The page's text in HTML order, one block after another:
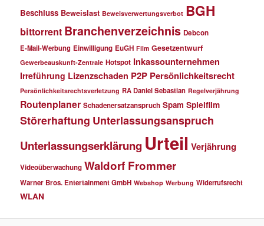
Beschluss Beweislast Beweisverwertungsverbot BGH
bittorrent Branchenverzeichnis Debcon
E-Mail-Werbung Einwilligung EuGH Film Gesetzentwurf
Gewerbeauskunft-Zentrale Hotspot Inkassounternehmen
Irreführung Lizenzschaden P2P Persönlichkeitsrecht
Persönlichkeitsrechtsverletzung RA Daniel Sebastian Regelverjährung
Routenplaner Schadenersatzanspruch Spam Spielfilm
Störerhaftung Unterlassungsanspruch
Unterlassungserklärung Urteil Verjährung
Videoüberwachung Waldorf Frommer
Warner Bros. Entertainment GmbH Webshop Werbung Widerrufsrecht
WLAN